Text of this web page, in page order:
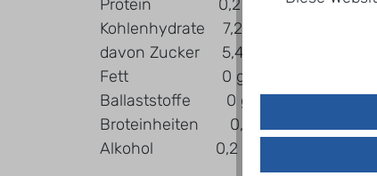
Protein 0,2 g
Kohlenhydrate 7,2 g
davon Zucker 5,4 g
Fett 0 g
Ballaststoffe 0 g
Broteinheiten 0,6
Alkohol 0,2 g